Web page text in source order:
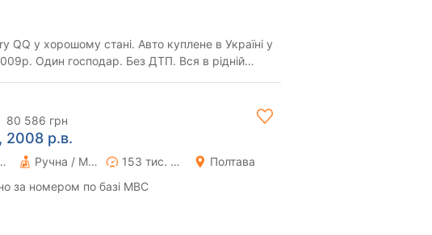
QQ у хорошому стані. Авто куплене в Україні у
Один господар. Без ДТП. Вся в рідній
80 586 грн
2008 р.в.
л. Ручна / Механіка 153 тис. км
Полтава
за номером по базі МВС